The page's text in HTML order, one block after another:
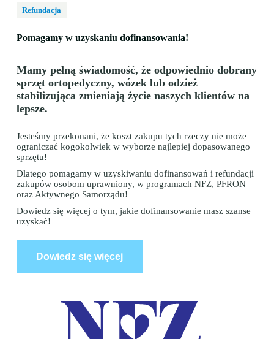
Refundacja
Pomagamy w uzyskaniu dofinansowania!
Mamy pełną świadomość, że odpowiednio dobrany
sprzęt ortopedyczny, wózek lub odzież
stabilizująca zmieniają życie naszych klientów na
lepsze.
Jesteśmy przekonani, że koszt zakupu tych rzeczy nie może
ograniczać kogokolwiek w wyborze najlepiej dopasowanego
sprzętu!
Dlatego pomagamy w uzyskiwaniu dofinansowań i refundacji
zakupów osobom uprawniony, w programach NFZ, PFRON
oraz Aktywnego Samorządu!
Dowiedz się więcej o tym, jakie dofinansowanie masz szanse
uzyskać!
Dowiedz się więcej